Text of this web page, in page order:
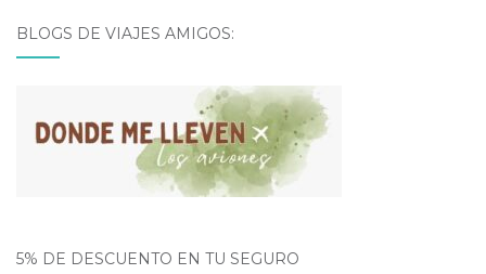
BLOGS DE VIAJES AMIGOS:
5% DE DESCUENTO EN TU SEGURO